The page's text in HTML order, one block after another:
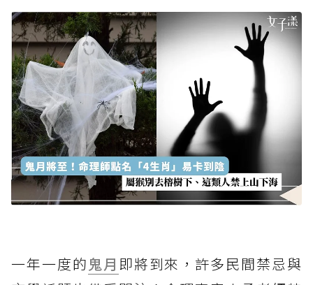
一年一度的鬼月 即將到來，許多民間禁忌與